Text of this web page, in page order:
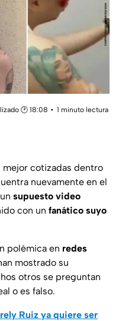
🕑 18:08
1 minuto lectura
mejor cotizadas dentro
nuevamente en el
supuesto video
con un fanático suyo
polémica en redes
mostrado su
otros se preguntan
o es falso.
Ruiz ya quiere ser